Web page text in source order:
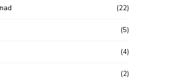
(22)
(5)
(4)
(2)